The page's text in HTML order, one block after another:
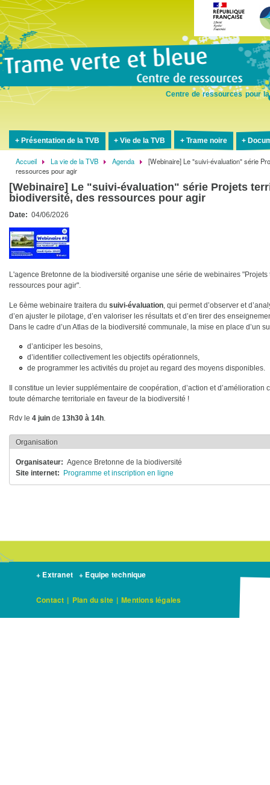
Centre de ressources pour
Présentation de la TVB Vie de la TVB Trame noire
Fil
d'Ariane
Accueil La vie de la TVB Agenda
[Webinaire] Le "suivi-évaluation" série
ressources pour agir
[Webinaire] Le "suivi-évaluation" série Projets
biodiversité, des ressources pour agir
Date 04/06/2026
L'agence Bretonne de la biodiversité organise une série de webinaires
ressources pour agir".
Le 6ème webinaire traitera du suivi-évaluation , qui permet d’observer et
d’en ajuster le pilotage, d’en valoriser les résultats et d’en tirer des
Dans le cadre d’un Atlas de la biodiversité communale, la mise en place d’un
d’anticiper les besoins,
d’identifier collectivement les objectifs opérationnels,
de programmer les activités du projet au regard des moyens disponibles.
Il constitue un levier supplémentaire de coopération, d’action et
toute démarche territoriale en faveur de la biodiversité !
Rdv le 4 juin de 13h30 à 14h.
Organisation
Organisateur
Agence Bretonne de la biodiversité
Site internet
Programme et inscription en ligne
+ Extranet + Equipe technique
Contact | Plan du site | Mentions légales